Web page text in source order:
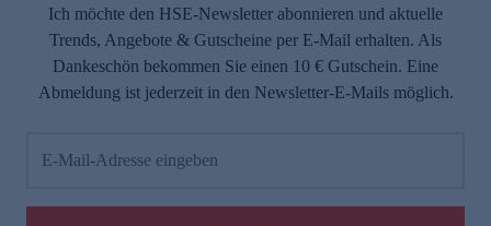
Ich möchte den HSE-Newsletter abonnieren und aktuelle
Trends, Angebote & Gutscheine per E-Mail erhalten. Als
Dankeschön bekommen Sie einen 10 € Gutschein. Eine
Abmeldung ist jederzeit in den Newsletter-E-Mails möglich.
E-Mail-Adresse eingeben